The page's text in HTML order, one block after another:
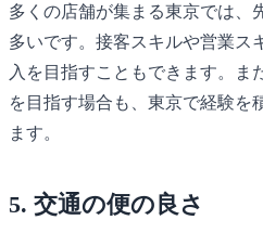
多くの店舗が集まる東京では、
多いです。接客スキルや営業ス
入を目指すこともできます。ま
を目指す場合も、東京で経験を
ます。
5. 交通の便の良さ